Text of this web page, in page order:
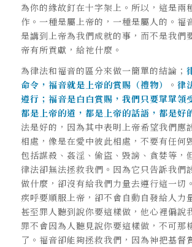
為你的緣故釘在十字架上。所以，這是兩
作。一種是屬上帝的，一種是屬人的。福
是講到上帝為我們成就的事，而不是我們
帝有所貢獻，給祂什麼。
為律法和福音的區分來做一簡單的結論；
命令，福音就是上帝的賞賜（禮物）
。 律
遵行；福音是白白賞賜，我們只要單單領
都是上帝的道，都是上帝的話語，都是好
法是好的，因為其中表明上帝希望我們應
相處，像是在愛中彼此相處，不要有任何
包括謀殺、姦淫、偷盜、毀謗、貪婪等，
律法卻無法拯救我們。因為它只告訴我們
做什麼，卻沒有給我們力量去遵行這一切
疾呼要順服上帝，卻不會自動自發給人力
甚至罪人聽到說你要這樣做，他心裡偏說
罪不會因為人聽見說你要這樣做，不可那
了。福音卻能夠拯救我們，因為神把基督